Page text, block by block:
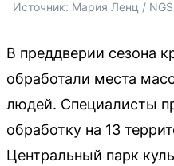
Источник: Мария Ленц /
В преддверии сезона
обработали места
людей. Специалисты
обработку на 13
Центральный парк